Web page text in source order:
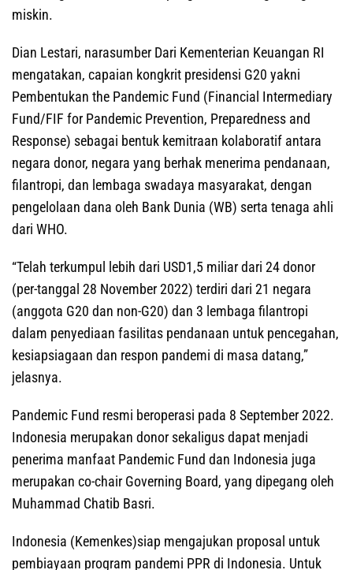
miskin.
Dian Lestari, narasumber Dari Kementerian Keuangan RI
mengatakan, capaian kongkrit presidensi G20 yakni
Pembentukan the Pandemic Fund (Financial Intermediary
Fund/FIF for Pandemic Prevention, Preparedness and
Response) sebagai bentuk kemitraan kolaboratif antara
negara donor, negara yang berhak menerima pendanaan,
filantropi, dan lembaga swadaya masyarakat, dengan
pengelolaan dana oleh Bank Dunia (WB) serta tenaga ahli
dari WHO.
“Telah terkumpul lebih dari USD1,5 miliar dari 24 donor
(per-tanggal 28 November 2022) terdiri dari 21 negara
(anggota G20 dan non-G20) dan 3 lembaga filantropi
dalam penyediaan fasilitas pendanaan untuk pencegahan,
kesiapsiagaan dan respon pandemi di masa datang,”
jelasnya.
Pandemic Fund resmi beroperasi pada 8 September 2022.
Indonesia merupakan donor sekaligus dapat menjadi
penerima manfaat Pandemic Fund dan Indonesia juga
merupakan co-chair Governing Board, yang dipegang oleh
Muhammad Chatib Basri.
Indonesia (Kemenkes)siap mengajukan proposal untuk
pembiayaan program pandemi PPR di Indonesia. Untuk